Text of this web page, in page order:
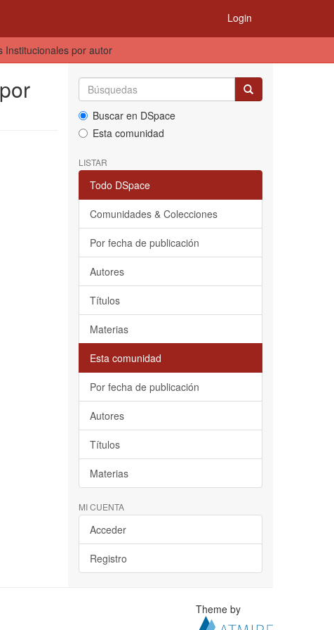
Login
Institucionales por autor
Buscar en DSpace
Esta comunidad
LISTAR
Todo DSpace
Comunidades & Colecciones
Por fecha de publicación
Autores
Títulos
Materias
Esta comunidad
Por fecha de publicación
Autores
Títulos
Materias
MI CUENTA
Acceder
Registro
Theme by